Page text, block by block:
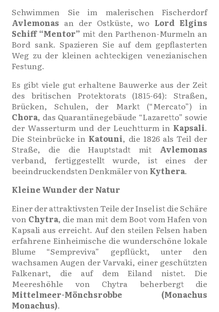
Schwimmen Sie im malerischen Fischerdorf
Avlemonas an der Ostküste, wo Lord Elgins
Schiff “Mentor” mit den Parthenon-Murmeln an
Bord sank. Spazieren Sie auf dem gepflasterten
Weg zu der kleinen achteckigen venezianischen
Festung.
Es gibt viele gut erhaltene Bauwerke aus der Zeit
des britischen Protektorats (1815-64): Straßen,
Brücken, Schulen, der Markt (“Mercato”) in
Chora, das Quarantänegebäude “Lazaretto” sowie
der Wasserturm und der Leuchtturm in Kapsali.
Die Steinbrücke in Katouni, die 1826 als Teil der
Straße, die die Hauptstadt mit Avlemonas
verband, fertiggestellt wurde, ist eines der
beeindruckendsten Denkmäler vonKythera.
Kleine Wunder der Natur
Einer der attraktivsten Teile der Insel ist die Schäre
von Chytra, die man mit dem Boot vom Hafen von
Kapsali aus erreicht. Auf den steilen Felsen haben
erfahrene Einheimische die wunderschöne lokale
Blume “Sempreviva” gepflückt, unter den
wachsamen Augen der Varvaki, einer geschützten
Falkenart, die auf dem Eiland nistet. Die
Meereshöhle von Chytra beherbergt die
Mittelmeer-Mönchsrobbe (Monachus
Monachus).